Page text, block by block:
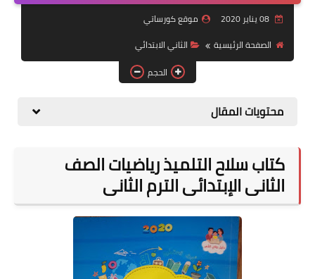
موضوعات
تربويات
تكنولوجيا
صحة
08 يناير 2020
موقع كورساتي
الصفحة الرئيسية
الثاني الابتدائي
الحجم
محتويات المقال
كتاب سلاح التلميذ رياضيات الصف
الثانى الإبتدائى الترم الثانى